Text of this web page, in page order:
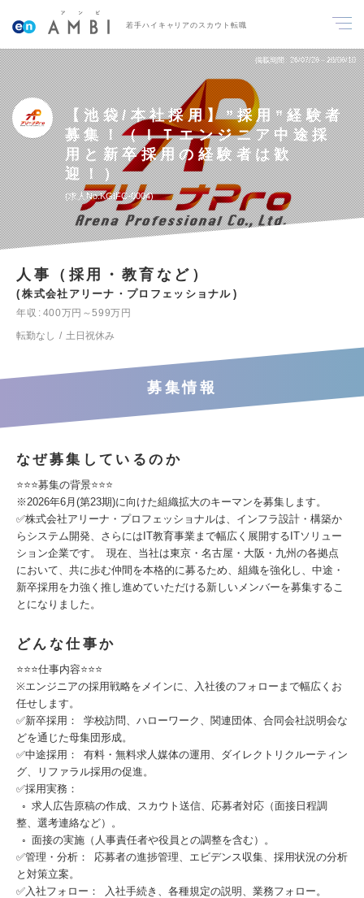
若手ハイキャリアのスカウト転職
掲載期間 26/07/28～26/08/10
【池袋/本社採用】”採用”経験者
募集！（ＩＴエンジニア中途採
用と新卒採用の経験者は歓
迎！）
求人No.KGIFC-0004
人事（採用・教育など）
株式会社アリーナ・プロフェッショナル
年収
400万円～599万円
転勤なし
土日祝休み
募集情報
なぜ募集しているのか
⭐⭐⭐募集の背景⭐⭐⭐
※2026年6月(第23期)に向けた組織拡大のキーマンを募集します。
✅株式会社アリーナ・プロフェッショナルは、インフラ設計・構築か
らシステム開発、さらにはIT教育事業まで幅広く展開するITソリュー
ション企業です。 現在、当社は東京・名古屋・大阪・九州の各拠点
において、共に歩む仲間を本格的に募るため、組織を強化し、中途・
新卒採用を力強く推し進めていただける新しいメンバーを募集するこ
とになりました。
どんな仕事か
⭐⭐⭐仕事内容⭐⭐⭐
※エンジニアの採用戦略をメインに、入社後のフォローまで幅広くお
任せします。
✅新卒採用： 学校訪問、ハローワーク、関連団体、合同会社説明会な
どを通じた母集団形成。
✅中途採用： 有料・無料求人媒体の運用、ダイレクトリクルーティン
グ、リファラル採用の促進。
✅採用実務：
◦ 求人広告原稿の作成、スカウト送信、応募者対応（面接日程調
整、選考連絡など）。
◦ 面接の実施（人事責任者や役員との調整を含む）。
✅管理・分析： 応募者の進捗管理、エビデンス収集、採用状況の分析
と対策立案。
✅入社フォロー： 入社手続き、各種規定の説明、業務フォロー。